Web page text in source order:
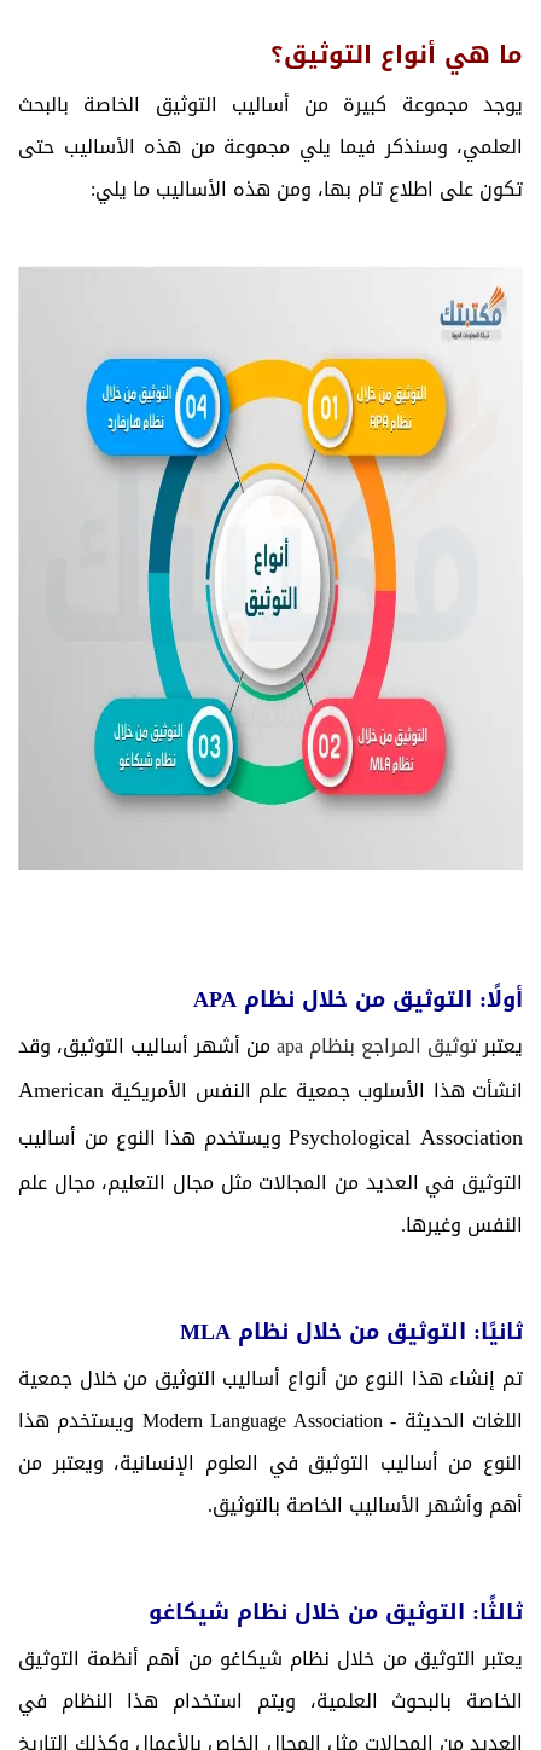
ما هي أنواع التوثيق؟
يوجد مجموعة كبيرة من أساليب التوثيق الخاصة بالبحث
العلمي، وسنذكر فيما يلي مجموعة من هذه الأساليب حتى
تكون على اطلاع تام بها، ومن هذه الأساليب ما يلي:
أولًا: التوثيق من خلال نظام APA
يعتبرتوثيق المراجع بنظام apa
من أشهر أساليب التوثيق، وقد
انشأت هذا الأسلوب جمعية علم النفس الأمريكية American
Psychological Associationويستخدم هذا النوع من أساليب
التوثيق في العديد من المجالات مثل مجال التعليم، مجال علم
النفس وغيرها.
ثانيًا: التوثيق من خلال نظام MLA
تم إنشاء هذا النوع من أنواع أساليب التوثيق من خلال جمعية
اللغات الحديثة - Modern Language Association ويستخدم هذا
النوع من أساليب التوثيق في العلوم الإنسانية، ويعتبر من
أهم وأشهر الأساليب الخاصة بالتوثيق.
ثالثًا: التوثيق من خلال نظام شيكاغو
يعتبر التوثيق من خلال نظام شيكاغو من أهم أنظمة التوثيق
الخاصة بالبحوث العلمية، ويتم استخدام هذا النظام في